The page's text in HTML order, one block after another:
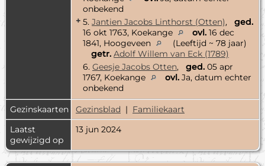
onbekend
+ 5. Jantien Jacobs Linthorst (Otten), ged.
16 okt 1763, Koekange
ovl. 16 dec
1841, Hoogeveen
(Leeftijd ~ 78 jaar)
getr. Adolf Willem van Eck (1789)
6. Geesje Jacobs Otten, ged. 05 apr
1767, Koekange
ovl. Ja, datum echter
onbekend
Gezinskaarten
Gezinsblad | Familiekaart
Laatst
gewijzigd op
13 jun 2024